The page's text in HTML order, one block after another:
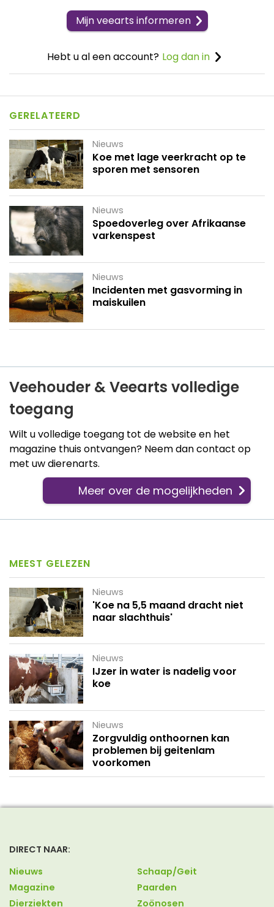
Mijn veearts informeren
Hebt u al een account? Log dan in
GERELATEERD
Nieuws
Koe met lage veerkracht op te
sporen met sensoren
Nieuws
Spoedoverleg over Afrikaanse
varkenspest
Nieuws
Incidenten met gasvorming in
maiskuilen
Veehouder & Veearts volledige
toegang
Wilt u volledige toegang tot de website en het
magazine thuis ontvangen? Neem dan contact op
met uw dierenarts.
Meer over de mogelijkheden
MEEST GELEZEN
Nieuws
'Koe na 5,5 maand dracht niet
naar slachthuis'
Nieuws
IJzer in water is nadelig voor
koe
Nieuws
Zorgvuldig onthoornen kan
problemen bij geitenlam
voorkomen
DIRECT NAAR:
Nieuws
Magazine
Dierziekten
Schaap/Geit
Paarden
Zoönosen